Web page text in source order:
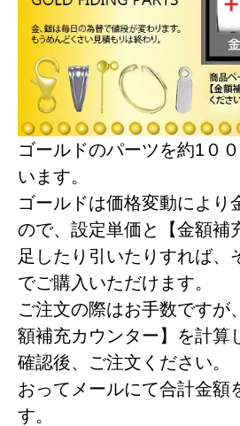
ゴールドのパーツを約1０
います。
ゴールドは価格変動により
ので、設定単価と【金額補
足したり引いたりすれば、
でご購入いただけます。
ご注文の際はお手数ですが
額補充カウンター】を計算
確認後、ご注文ください。
おってメールにて合計金額
す。